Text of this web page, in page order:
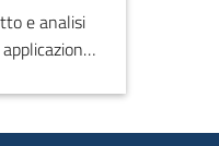
e analisi
veicoli